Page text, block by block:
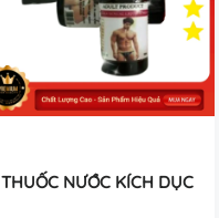
THUỐC NƯỚC KÍCH DỤC